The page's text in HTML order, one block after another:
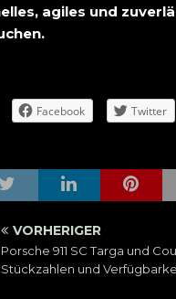
agiles und
Facebook Twitter
VORHERIGER
Porsche 911 SC Targa und
Stückzahlen und